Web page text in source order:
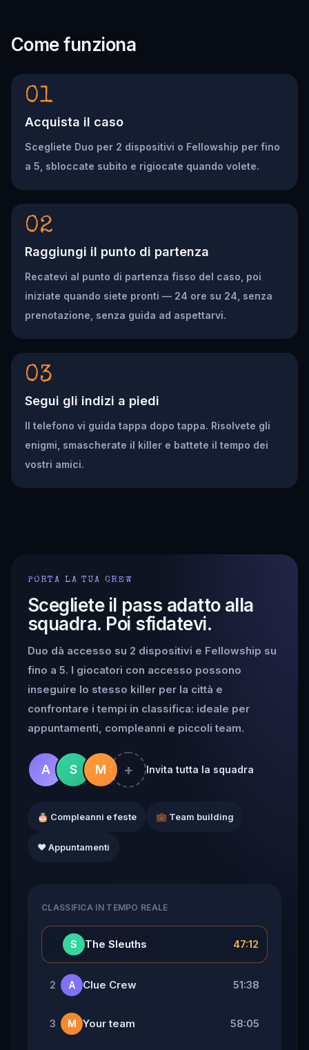
Come funziona
01
Acquista il caso
Scegliete Duo per 2 dispositivi o Fellowship per fino
a 5, sbloccate subito e rigiocate quando volete.
02
Raggiungi il punto di partenza
Recatevi al punto di partenza fisso del caso, poi
iniziate quando siete pronti — 24 ore su 24, senza
prenotazione, senza guida ad aspettarvi.
03
Segui gli indizi a piedi
Il telefono vi guida tappa dopo tappa. Risolvete gli
enigmi, smascherate il killer e battete il tempo dei
vostri amici.
PORTA LA TUA CREW
Scegliete il pass adatto alla
squadra. Poi sfidatevi.
Duo dà accesso su 2 dispositivi e Fellowship su
fino a 5. I giocatori con accesso possono
inseguire lo stesso killer per la città e
confrontare i tempi in classifica: ideale per
appuntamenti, compleanni e piccoli team.
A S M + Invita tutta la squadra
🎂 Compleanni e feste 💼 Team building
❤️ Appuntamenti
CLASSIFICA IN TEMPO REALE
S The Sleuths 47:12
2 A Clue Crew 51:38
3 M Your team 58:05